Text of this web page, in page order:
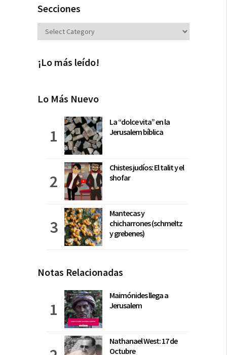
Secciones
Secciones
¡Lo más leído!
Lo Más Nuevo
La “dolce vita” en la
Jerusalem bíblica
Chistes judíos: El talit y el
shofar
Mantecas y
chicharrones (schmeltz
y grebenes)
Notas Relacionadas
Maimónides llega a
Jerusalem
Nathanael West: 17 de
Octubre